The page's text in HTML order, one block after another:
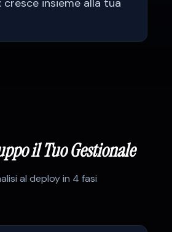
cresce insieme alla tua
il Tuo Gestionale
al deploy in 4 fasi